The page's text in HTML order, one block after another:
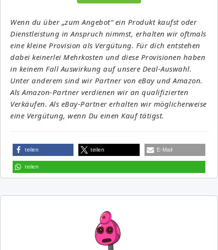
Wenn du über „zum Angebot“ ein Produkt kaufst oder
Dienstleistung in Anspruch nimmst, erhalten wir oftmals
eine kleine Provision als Vergütung. Für dich entstehen
dabei keinerlei Mehrkosten und diese Provisionen haben
in keinem Fall Auswirkung auf unsere Deal-Auswahl.
Unter anderem sind wir Partner von eBay und Amazon.
Als Amazon-Partner verdienen wir an qualifizierten
Verkäufen. Als eBay-Partner erhalten wir möglicherweise
eine Vergütung, wenn Du einen Kauf tätigst.
teilen teilen E-Mail
teilen